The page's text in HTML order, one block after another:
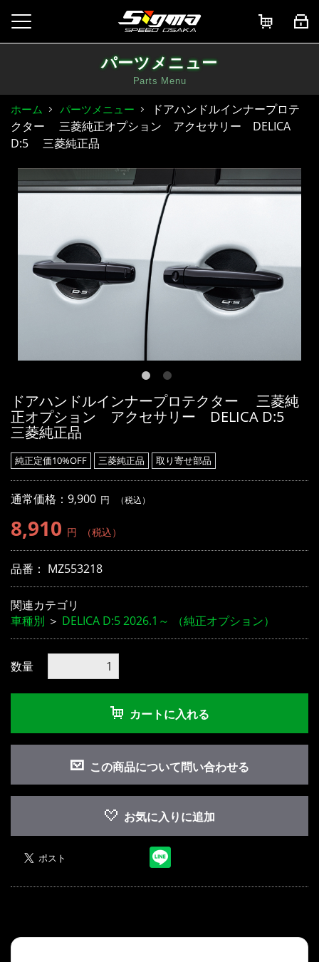
パーツメニュー
Parts Menu
ホーム パーツメニュー
ドアハンドルインナープロテ
クター 三菱純正オプション アクセサリー DELICA
D:5 三菱純正品
ドアハンドルインナープロテクター 三菱純
正オプション アクセサリー DELICA D:5
三菱純正品
純正定価10%OFF 三菱純正品 取り寄せ部品
通常価格：9,900 円 （税込）
8,910 円 （税込）
品番： MZ553218
関連カテゴリ
車種別 ＞ DELICA D:5 2026.1～ （純正オプション）
数量
カートに入れる
この商品について問い合わせる
お気に入りに追加